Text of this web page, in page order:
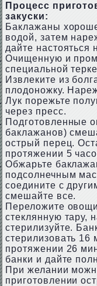
Процесс
закуски:
Баклажаны
водой, затем
дайте настояться
Очищенную и
специальной
Извлеките из
плодоножку.
Лук порежьте
через пресс.
Подготовленные
баклажанов)
острый перец.
протяжении 5
Обжарьте
подсолнечным
соедините с
смешайте все.
Переложите
стеклянную тару,
стерилизуйте.
стерилизовать
протяжении 26
банки и дайте
При желании
приготовлении